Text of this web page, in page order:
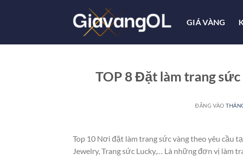
dung
GIÁ VÀNG
TOP 8 Đặt làm trang
ĐĂNG VÀO
Top 10 Nơi đặt làm trang sức vàng theo yêu cầu
Jewelry, Trang sức Lucky,… Là những đơn vị làm